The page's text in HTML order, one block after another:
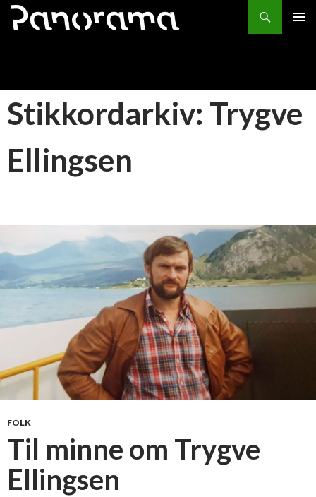
Søk
HOPP
Stikkordarkiv: Trygve
Ellingsen
FOLK
Til minne om Trygve
Ellingsen